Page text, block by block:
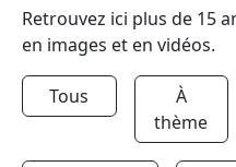
Retrouvez ici plus de 15
en images et en vidéos.
Tous
À
thème